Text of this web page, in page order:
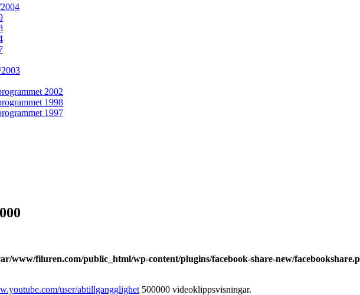
2002
1998
1997
www/filuren.com/public_html/wp-content/plugins/facebook-share-new/
user/abtillgangglighet 500000 videoklippsvisningar.